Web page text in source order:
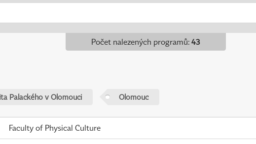
Počet nalezených programů: 43
Palackého v Olomouci Olomouc
Faculty of Physical Culture